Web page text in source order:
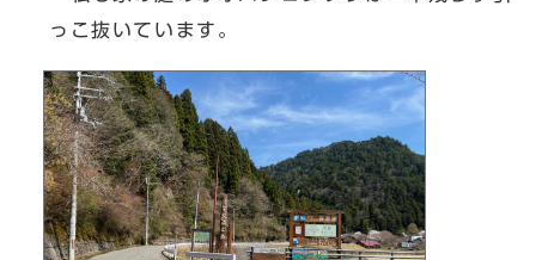
っこ抜いています。